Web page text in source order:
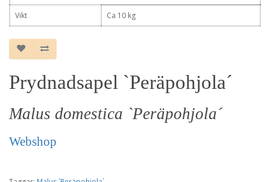
Vikt Ca 10 kg
Prydnadsapel `Peräpohjola´
Malus domestica `Peräpohjola´
Webshop